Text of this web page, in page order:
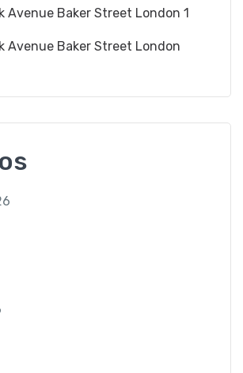
Avenue Baker Street London 1
Avenue Baker Street London